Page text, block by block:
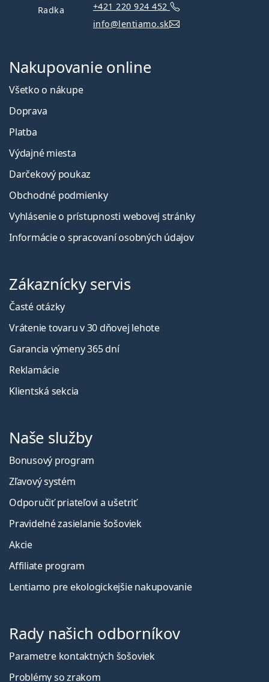
Radka
+421 220 924 452
info@lentiamo.sk
Nakupovanie online
Všetko o nákupe
Doprava
Platba
Výdajné miesta
Darčekový poukaz
Obchodné podmienky
Vyhlásenie o prístupnosti webovej stránky
Informácie o spracovaní osobných údajov
Zákaznícky servis
Časté otázky
Vrátenie tovaru v 30 dňovej lehote
Garancia výmeny 365 dní
Reklamácie
Klientská sekcia
Naše služby
Bonusový program
Zľavový systém
Odporučiť priateľovi a ušetriť
Pravidelné zasielanie šošoviek
Akcie
Affiliate program
Lentiamo pre ekologickejšie nakupovanie
Rady našich odborníkov
Parametre kontaktných šošoviek
Problémy so zrakom